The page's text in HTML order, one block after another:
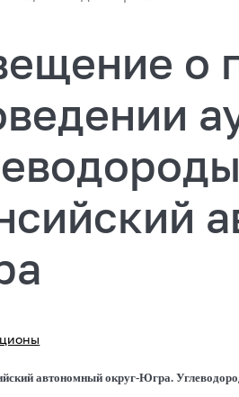
о
автономный округ-Югра.